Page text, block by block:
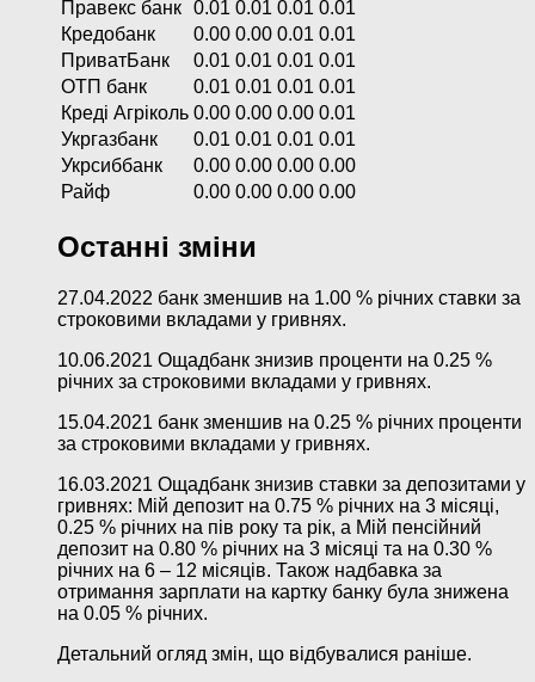
Правекс банк 0.01 0.01 0.01 0.01
Кредобанк
0.00 0.00 0.01 0.01
ПриватБанк
0.01 0.01 0.01 0.01
ОТП банк
0.01 0.01 0.01 0.01
Креді Агріколь 0.00 0.00 0.00 0.01
Укргазбанк
0.01 0.01 0.01 0.01
Укрсиббанк
0.00 0.00 0.00 0.00
Райф
0.00 0.00 0.00 0.00
Останні зміни
27.04.2022 банк зменшив на 1.00 % річних ставки за
строковими вкладами у гривнях.
10.06.2021 Ощадбанк знизив проценти на 0.25 %
річних за строковими вкладами у гривнях.
15.04.2021 банк зменшив на 0.25 % річних проценти
за строковими вкладами у гривнях.
16.03.2021 Ощадбанк знизив ставки за депозитами у
гривнях: Мій депозит на 0.75 % річних на 3 місяці,
0.25 % річних на пів року та рік, а Мій пенсійний
депозит на 0.80 % річних на 3 місяці та на 0.30 %
річних на 6 – 12 місяців. Також надбавка за
отримання зарплати на картку банку була знижена
на 0.05 % річних.
Детальний огляд змін, що відбувалися раніше.